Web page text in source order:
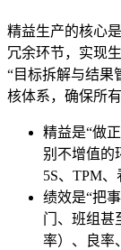
精益生产的核心
冗余环节，实现
“目标拆解与结果
核体系，确保所
精益是“做
别不增值的
5S、TPM、
绩效是“把
门、班组甚
率）、良率